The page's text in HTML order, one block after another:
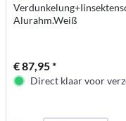
Alurahm.Weiß
€ 87,95 *
Direct klaar voor